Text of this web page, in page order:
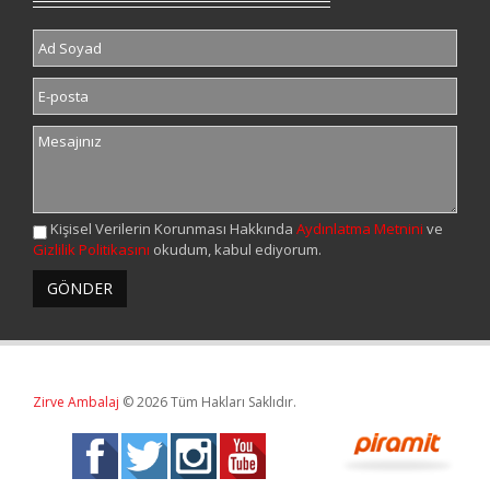
Kişisel Verilerin Korunması Hakkında Aydınlatma Metnini ve
Gizlilik Politikasını okudum, kabul ediyorum.
Zirve Ambalaj © 2026 Tüm Hakları Saklıdır.